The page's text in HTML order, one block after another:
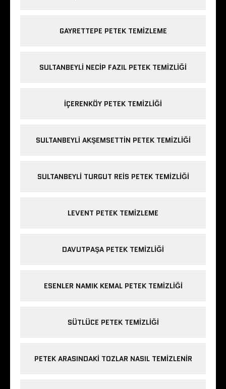
GAYRETTEPE PETEK TEMIZLEME
SULTANBEYLI NECIP FAZIL PETEK TEMIZLIĞI
IÇERENKÖY PETEK TEMIZLIĞI
SULTANBEYLI AKŞEMSETTIN PETEK TEMIZLIĞI
SULTANBEYLI TURGUT REIS PETEK TEMIZLIĞI
LEVENT PETEK TEMIZLEME
DAVUTPAŞA PETEK TEMIZLIĞI
ESENLER NAMIK KEMAL PETEK TEMIZLIĞI
SÜTLÜCE PETEK TEMIZLIĞI
PETEK ARASINDAKI TOZLAR NASIL TEMIZLENIR